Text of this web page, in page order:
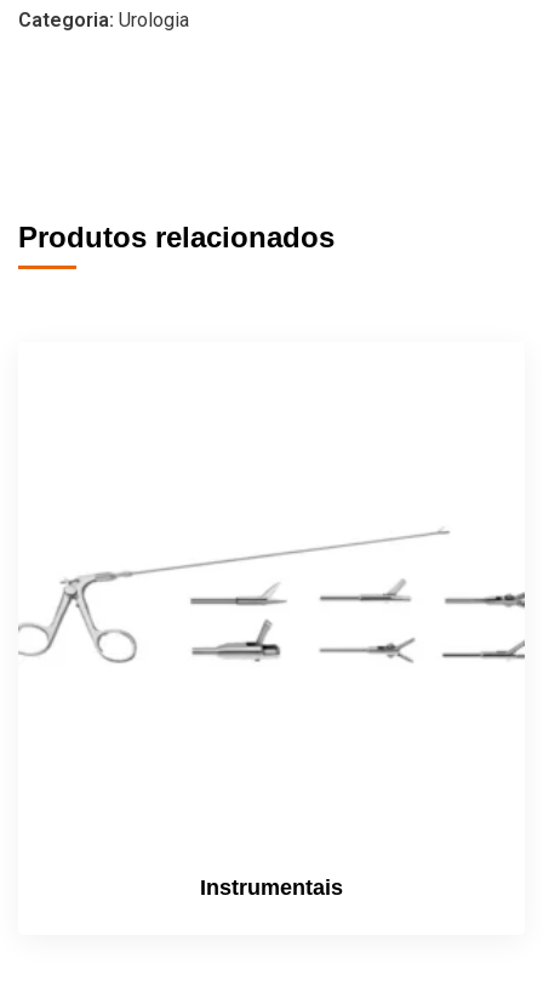
Categoria: Urologia
Produtos relacionados
Instrumentais